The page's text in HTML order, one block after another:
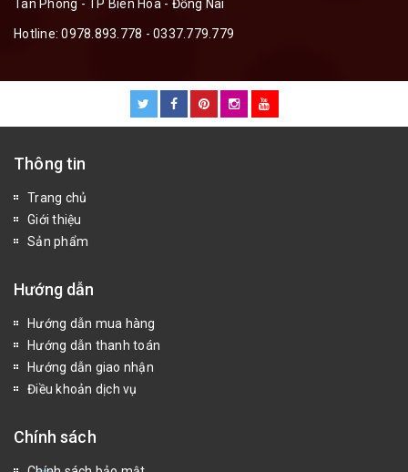
Tân Phong - TP Biên Hoà - Đồng Nai
Hotline:0978.893.778 - 0337.779.779
Thông tin
Trang chủ
Giới thiệu
Sản phẩm
Hướng dẫn
Hướng dẫn mua hàng
Hướng dẫn thanh toán
Hướng dẫn giao nhận
Điều khoản dịch vụ
Chính sách